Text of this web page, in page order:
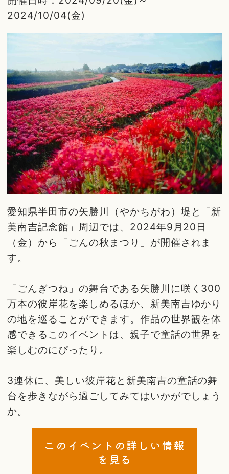
2024/10/04(金)
愛知県半田市の矢勝川（やかちがわ）堤と「新
美南吉記念館」周辺では、2024年9月20日
（金）から「ごんの秋まつり」が開催されま
す。
「ごんぎつね」の舞台である矢勝川に咲く300
万本の彼岸花を楽しめるほか、新美南吉ゆかり
の地を巡ることができます。作品の世界観を体
感できるこのイベントは、親子で童話の世界を
楽しむのにぴったり。
3連休に、美しい彼岸花と新美南吉の童話の舞
台を歩きながら過ごしてみてはいかがでしょう
か。
このイベントの詳しい情報
を見る